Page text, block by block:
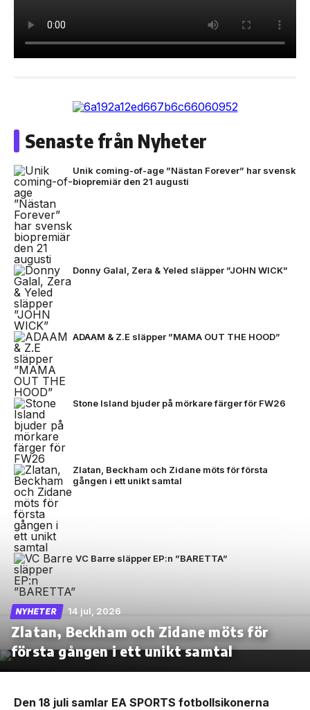
Senaste från Nyheter
Unik coming-of-age ”Nästan Forever” har svensk
biopremiär den 21 augusti
Donny Galal, Zera & Yeled släpper ”JOHN WICK”
ADAAM & Z.E släpper ”MAMA OUT THE HOOD”
Stone Island bjuder på mörkare färger för FW26
Zlatan, Beckham och Zidane möts för första
gången i ett unikt samtal
VC Barre släpper EP:n ”BARETTA”
NYHETER 14 jul, 2026
Zlatan, Beckham och Zidane möts för
första gången i ett unikt samtal
Den 18 juli samlar EA SPORTS fotbollsikonerna